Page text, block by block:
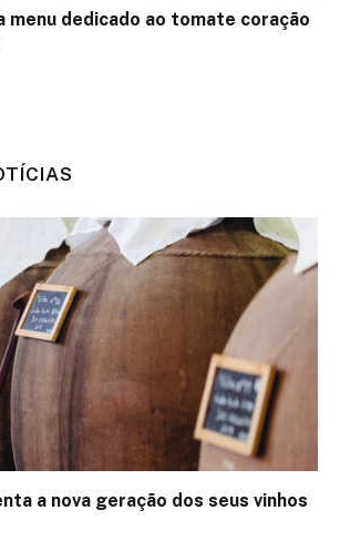
menu dedicado ao tomate coração
a nova geração dos seus vinhos